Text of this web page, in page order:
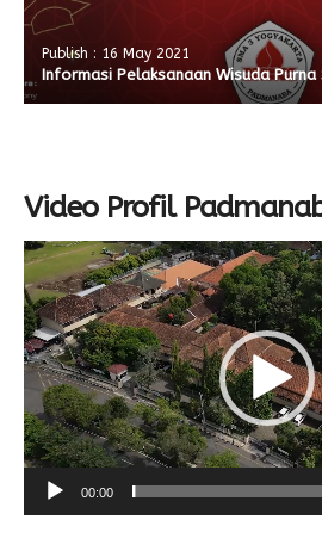
Publish : 16 May 2021
Informasi Pelaksanaan Wisuda
Video Profil
Video
Player
00:00